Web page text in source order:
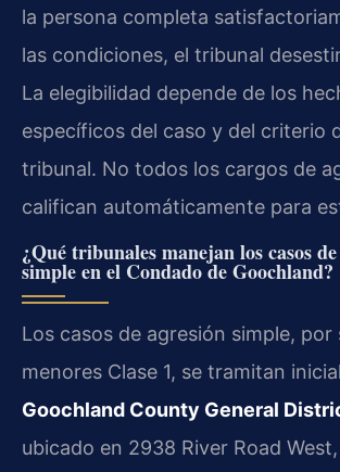
la persona completa
las condiciones, el tribunal
La elegibilidad depende de los
específicos del caso y del criterio
tribunal. No todos los cargos de
califican automáticamente para
¿Qué tribunales manejan los casos
simple en el Condado de Goochland?
Los casos de agresión simple, por
menores Clase 1, se tramitan
Goochland County General
ubicado en 2938 River Road